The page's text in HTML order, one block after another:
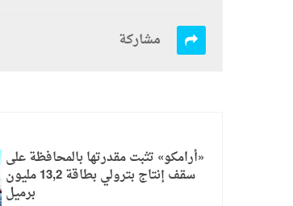
مشاركة
«أرامكو» تثبت مقدرتها بالمحافظة على
سقف إنتاج بترولي بطاقة 13,2 مليون
برميل